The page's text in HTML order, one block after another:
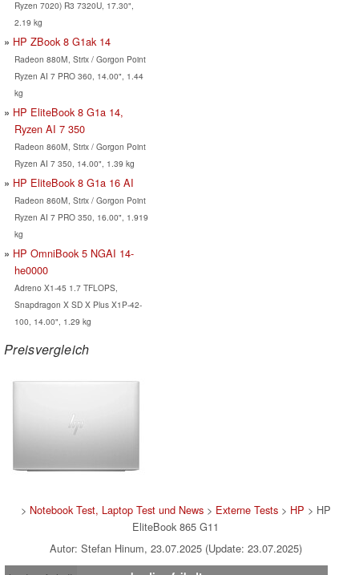
Ryzen 7020) R3 7320U, 17.30",
2.19 kg
HP ZBook 8 G1ak 14
Radeon 880M, Strix / Gorgon Point
Ryzen AI 7 PRO 360, 14.00", 1.44
kg
HP EliteBook 8 G1a 14,
Ryzen AI 7 350
Radeon 860M, Strix / Gorgon Point
Ryzen AI 7 350, 14.00", 1.39 kg
HP EliteBook 8 G1a 16 AI
Radeon 860M, Strix / Gorgon Point
Ryzen AI 7 PRO 350, 16.00", 1.919
kg
HP OmniBook 5 NGAI 14-
he0000
Adreno X1-45 1.7 TFLOPS,
Snapdragon X SD X Plus X1P-42-
100, 14.00", 1.29 kg
Preisvergleich
> Notebook Test, Laptop Test und News> Externe Tests> HP > HP
EliteBook 865 G11
Autor: Stefan Hinum, 23.07.2025 (Update: 23.07.2025)